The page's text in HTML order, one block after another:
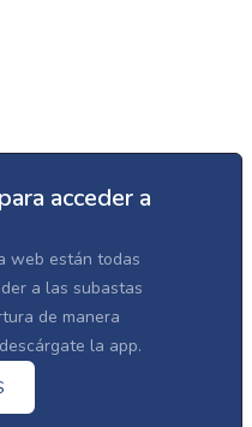
acceder a
web están todas
a las subastas
de manera
la app.